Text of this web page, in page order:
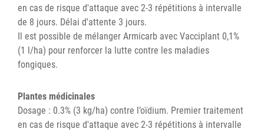
en cas de risque d'attaque avec 2-3 répétitions à intervalle
de 8 jours. Délai d'attente 3 jours.
Il est possible de mélanger Armicarb avec Vacciplant 0,1%
(1 l/ha) pour renforcer la lutte contre les maladies
fongiques.
Plantes médicinales
Dosage : 0.3% (3 kg/ha) contre l’oïdium. Premier traitement
en cas de risque d'attaque avec 2-3 répétitions à intervalle